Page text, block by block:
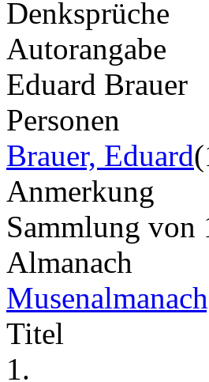
Denksprüche
Autorangabe
Eduard Brauer
Personen
Brauer, Eduard
Anmerkung
Sammlung
Almanach
Titel
1.